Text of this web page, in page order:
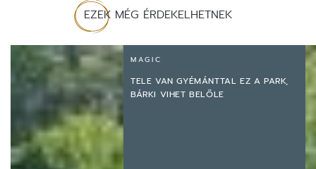
EZEK MÉG ÉRDEKELHETNEK
MAGIC
TELE VAN GYÉMÁNTTAL EZ A PARK,
BÁRKI VIHET BELŐLE